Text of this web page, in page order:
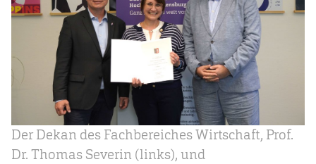
Der Dekan des Fachbereiches Wirtschaft, Prof.
Dr. Thomas Severin (links), und